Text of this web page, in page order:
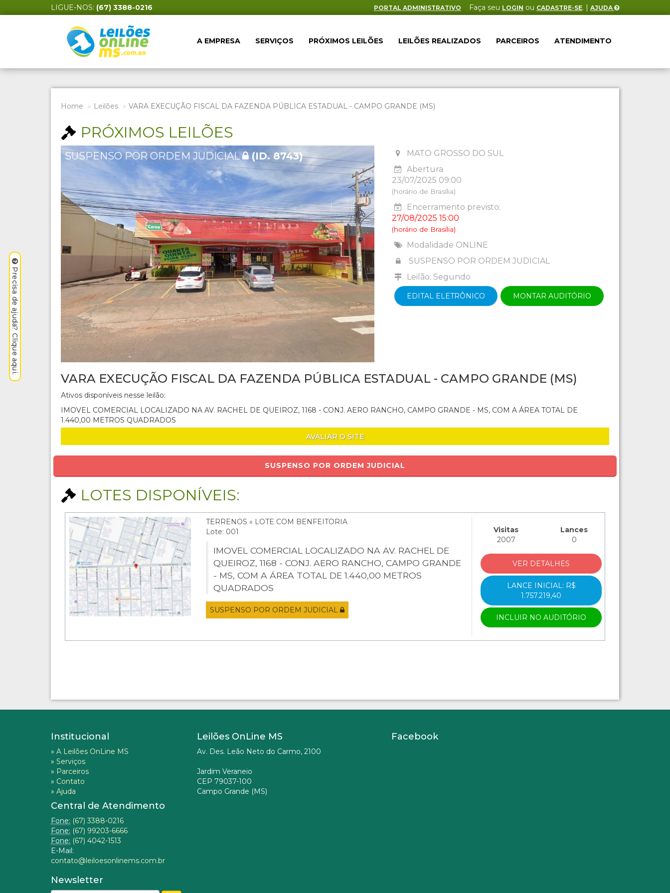
LIGUE-NOS: (67) 3388-0216 PORTAL ADMINISTRATIVO Faça seu LOGIN ou CADASTRE-SE. | AJUDA
A EMPRESA SERVIÇOS PRÓXIMOS LEILÕES LEILÕES REALIZADOS PARCEIROS ATENDIMENTO
Home Leilões VARA EXECUÇÃO FISCAL DA FAZENDA PÚBLICA ESTADUAL - CAMPO GRANDE (MS)
PRÓXIMOS LEILÕES
SUSPENSO POR ORDEM JUDICIAL (ID. 8743)
MATO GROSSO DO SUL
Abertura
23/07/2025 09:00
(horário de Brasília)
Encerramento previsto:
27/08/2025 15:00
(horário de Brasília)
Modalidade ONLINE
SUSPENSO POR ORDEM JUDICIAL
Leilão: Segundo
EDITAL ELETRÔNICO MONTAR AUDITÓRIO
VARA EXECUÇÃO FISCAL DA FAZENDA PÚBLICA ESTADUAL - CAMPO GRANDE (MS)
Ativos disponíveis nesse leilão:
IMOVEL COMERCIAL LOCALIZADO NA AV. RACHEL DE QUEIROZ, 1168 - CONJ. AERO RANCHO, CAMPO GRANDE - MS, COM A ÁREA TOTAL DE
1.440,00 METROS QUADRADOS
AVALIAR O SITE
SUSPENSO POR ORDEM JUDICIAL
LOTES DISPONÍVEIS:
TERRENOS » LOTE COM BENFEITORIA
Lote: 001
IMOVEL COMERCIAL LOCALIZADO NA AV. RACHEL DE
QUEIROZ, 1168 - CONJ. AERO RANCHO, CAMPO GRANDE
- MS, COM A ÁREA TOTAL DE 1.440,00 METROS
QUADRADOS
SUSPENSO POR ORDEM JUDICIAL
Visitas
2007
Lances
0
VER DETALHES
LANCE INICIAL: R$
1.757.219,40
INCLUIR NO AUDITÓRIO
Institucional
» A Leilões OnLine MS
» Serviços
» Parceiros
» Contato
» Ajuda
Central de Atendimento
Fone: (67) 3388-0216
Fone: (67) 99203-6666
Fone: (67) 4042-1513
E-Mail:
contato@leiloesonlinems.com.br
Newsletter
Leilões OnLine MS
Av. Des. Leão Neto do Carmo, 2100
Jardim Veraneio
CEP 79037-100
Campo Grande (MS)
Facebook
Precisa de ajuda? Clique aqui.